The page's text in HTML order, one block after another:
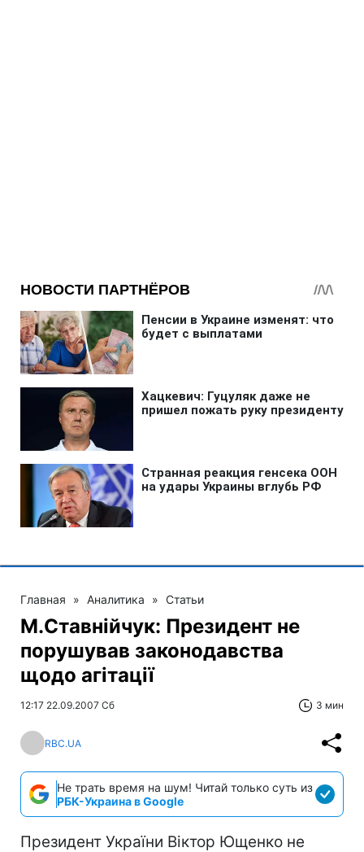
Главная » Аналитика » Статьи
М.Ставнійчук: Президент не
порушував законодавства
щодо агітації
12:17 22.09.2007 Сб 3 мин
RBC.UA
Не трать время на шум! Читай только суть из
РБК-Украина в Google
Президент України Віктор Ющенко не